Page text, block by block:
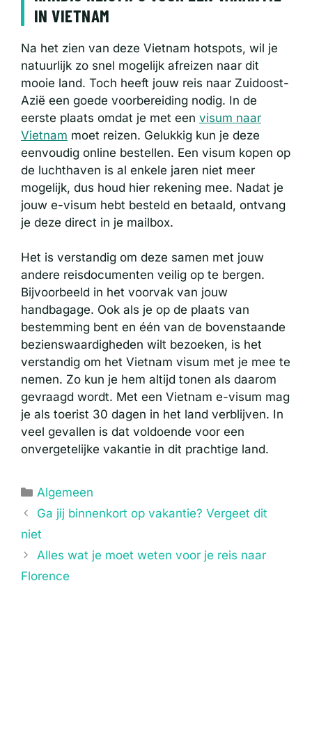
IN VIETNAM
Na het zien van deze Vietnam hotspots, wil je
natuurlijk zo snel mogelijk afreizen naar dit
mooie land. Toch heeft jouw reis naar Zuidoost-
Azië een goede voorbereiding nodig. In de
eerste plaats omdat je met een visum naar
Vietnam moet reizen. Gelukkig kun je deze
eenvoudig online bestellen. Een visum kopen op
de luchthaven is al enkele jaren niet meer
mogelijk, dus houd hier rekening mee. Nadat je
jouw e-visum hebt besteld en betaald, ontvang
je deze direct in je mailbox.
Het is verstandig om deze samen met jouw
andere reisdocumenten veilig op te bergen.
Bijvoorbeeld in het voorvak van jouw
handbagage. Ook als je op de plaats van
bestemming bent en één van de bovenstaande
bezienswaardigheden wilt bezoeken, is het
verstandig om het Vietnam visum met je mee te
nemen. Zo kun je hem altijd tonen als daarom
gevraagd wordt. Met een Vietnam e-visum mag
je als toerist 30 dagen in het land verblijven. In
veel gevallen is dat voldoende voor een
onvergetelijke vakantie in dit prachtige land.
Categorieën
Algemeen
Ga jij binnenkort op vakantie? Vergeet dit
niet
Alles wat je moet weten voor je reis naar
Florence